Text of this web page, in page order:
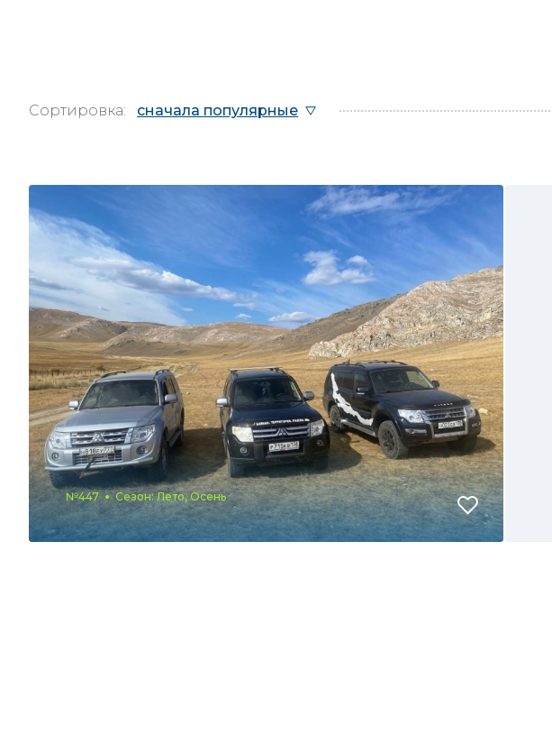
Сортировка: сначала популярные
№447 Сезон: Лето, Осень